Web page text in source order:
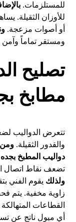
للمستلزمات.
للأوزان الثقيلة.
أو أصوات مزعجة.
ومستقر تماماً وآمن
تصليح
مطابخ
تتعرض الدواليب
والقدور الثقيلة.ومن
دواليب المطبخ بجده
تضعف نقاط اتصال
ولذلك يقوم الفني
زاوية مخفية. يتم
القطاعات
أي ميول ناتج عن